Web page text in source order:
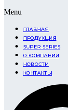
Menu
ГЛАВНАЯ
ПРОДУКЦИЯ
SUPER SERIES
О КОМПАНИИ
НОВОСТИ
КОНТАКТЫ